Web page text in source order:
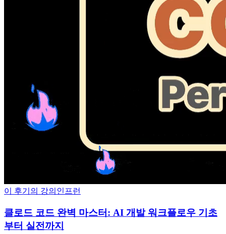
이 후기의 강의 인프런
클로드 코드 완벽 마스터: AI 개발 워크플로우 기초
부터 실전까지